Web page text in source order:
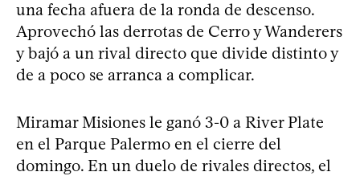
una fecha afuera de la ronda de descenso.
Aprovechó las derrotas de Cerro y Wanderers
y bajó a un rival directo que divide distinto y
de a poco se arranca a complicar.
Miramar Misiones le ganó 3-0 a River Plate
en el Parque Palermo en el cierre del
domingo. En un duelo de rivales directos, el